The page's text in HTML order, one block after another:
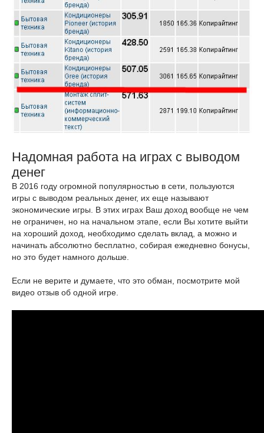
Надомная работа на играх с выводом
денег
В 2016 году огромной популярностью в сети, пользуются
игры с выводом реальных денег, их еще называют
экономические игры. В этих играх Ваш доход вообще не чем
не ограничен, но на начальном этапе, если Вы хотите выйти
на хороший доход, необходимо сделать вклад, а можно и
начинать абсолютно бесплатно, собирая ежедневно бонусы,
но это будет намного дольше.
Если не верите и думаете, что это обман, посмотрите мой
видео отзыв об одной игре.